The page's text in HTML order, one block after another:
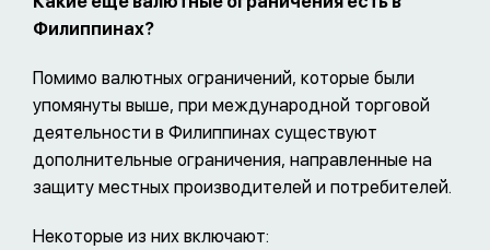
Филиппинах?
Помимо валютных ограничений, которые были
упомянуты выше, при международной торговой
деятельности в Филиппинах существуют
дополнительные ограничения, направленные на
защиту местных производителей и потребителей.
Некоторые из них включают: